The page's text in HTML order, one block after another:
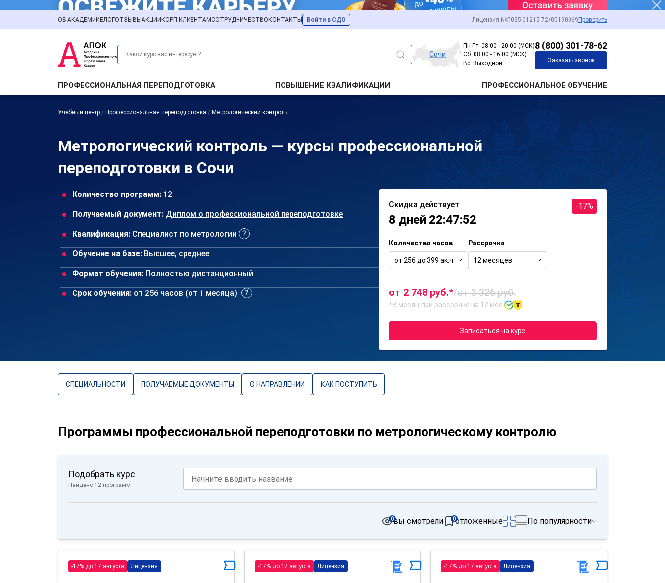
ОБ АКАДЕМИИ БЛОГОТЗЫВЫ АКЦИИ КОРП.КЛИЕНТАМСОТРУДНИЧЕСТВО КОНТАКТЫ Войти в СДО Лицензия №Л035-01215-72/00190069 Проверить
Сочи
Пн-Пт: 08:00 - 20:00 (МСК)
Сб: 08:00 - 16:00 (МСК)
Вс: Выходной
8 (800) 301-78-62
Заказать звонок
ПРОФЕССИОНАЛЬНАЯ ПЕРЕПОДГОТОВКА ПОВЫШЕНИЕ КВАЛИФИКАЦИИ ПРОФЕССИОНАЛЬНОЕ ОБУЧЕНИЕ
Учебный центр / Профессиональная переподготовка / Метрологический контроль
Метрологический контроль — курсы профессиональной
переподготовки в Сочи
Количество программ: 12
Получаемый документ: Диплом о профессиональной переподготовке
Квалификация: Специалист по метрологии
Обучение на базе: Высшее, среднее
Формат обучения: Полностью дистанционный
Срок обучения: от 256 часов (от 1 месяца)
Скидка действует
8 дней 22:47:52
-17%
Количество часов
от 256 до 399 ак.ч.
Рассрочка
12 месяцев
от 2 748 руб.*/от 3 326 руб.
*В месяц при рассрочке на 12 мес.
Записаться на курс
СПЕЦИАЛЬНОСТИ ПОЛУЧАЕМЫЕ ДОКУМЕНТЫ О НАПРАВЛЕНИИ КАК ПОСТУПИТЬ
Программы профессиональной переподготовки по метрологическому контролю
Подобрать курс
Найдено 12 программ
вы смотрели
0 отложенные
0 По популярности
-17% до 17 августа Лицензия -17% до 17 августа Лицензия -17% до 17 августа Лицензия